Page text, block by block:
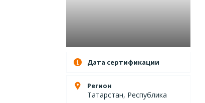
Дата сертификации
Регион
Татарстан, Республика